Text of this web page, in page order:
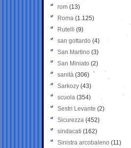
rom (13)
Roma (1.125)
Rutelli (9)
san gottardo (4)
San Martino (3)
San Miniato (2)
sanità (306)
Sarkozy (43)
scuola (354)
Sestri Levante (2)
Sicurezza (452)
sindacati (162)
Sinistra arcobaleno (11)